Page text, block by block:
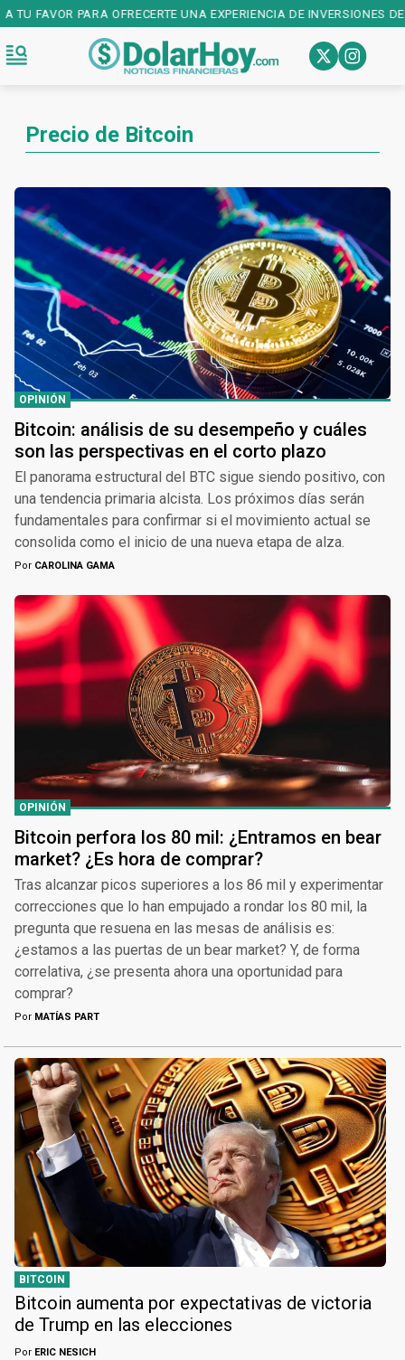
FAVOR PARA OFRECERTE UNA EXPERIENCIA DE INVERSIONES DE
Precio de Bitcoin
OPINIÓN
Bitcoin: análisis de su desempeño y cuáles
son las perspectivas en el corto plazo
El panorama estructural del BTC sigue siendo positivo, con
una tendencia primaria alcista. Los próximos días serán
fundamentales para confirmar si el movimiento actual se
consolida como el inicio de una nueva etapa de alza.
Por CAROLINA GAMA
OPINIÓN
Bitcoin perfora los 80 mil: ¿Entramos en bear
market? ¿Es hora de comprar?
Tras alcanzar picos superiores a los 86 mil y experimentar
correcciones que lo han empujado a rondar los 80 mil, la
pregunta que resuena en las mesas de análisis es:
¿estamos a las puertas de un bear market? Y, de forma
correlativa, ¿se presenta ahora una oportunidad para
comprar?
Por MATÍAS PART
BITCOIN
Bitcoin aumenta por expectativas de victoria
de Trump en las elecciones
Por ERIC NESICH